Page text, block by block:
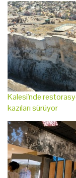
Kalesi'nde
kazıları sürüyor